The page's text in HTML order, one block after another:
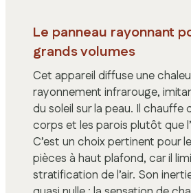
Le panneau rayonnant
grands volumes
Cet appareil diffuse une
rayonnement infrarouge,
du soleil sur la peau. Il chauffe
corps et les parois plutôt que
C’est un choix pertinent pour
pièces à haut plafond, car il
stratification de l’air. Son